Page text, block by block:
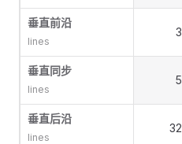
垂直前沿
lines
3
垂直同步
lines
5
垂直后沿
lines
32